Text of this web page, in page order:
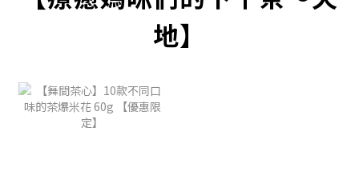
地】